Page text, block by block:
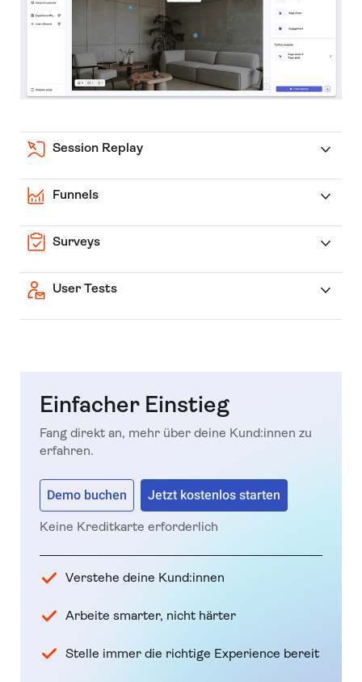
Session Replay
Funnels
Surveys
User Tests
Einfacher Einstieg
Fang direkt an, mehr über deine Kund:innen zu
erfahren.
Demo buchen Jetzt kostenlos starten
Keine Kreditkarte erforderlich
Verstehe deine Kund:innen
Arbeite smarter, nicht härter
Stelle immer die richtige Experience bereit